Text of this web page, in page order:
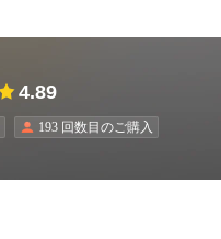
4.89
193 回数目のご購入